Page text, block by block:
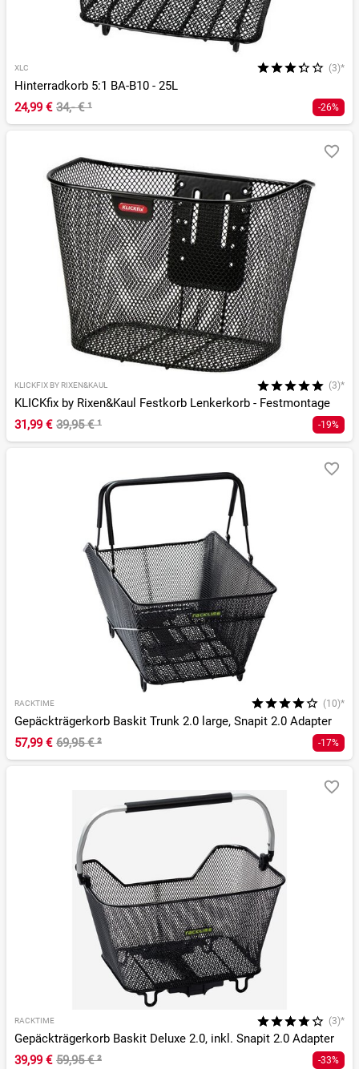
XLC (3)*
Hinterradkorb 5:1 BA-B10 - 25L
24,99 € 34,- €¹ -26%
KLICKFIX BY RIXEN&KAUL (3)*
KLICKfix by Rixen&Kaul Festkorb Lenkerkorb - Festmontage
31,99 € 39,95 €¹ -19%
RACKTIME (10)*
Gepäckträgerkorb Baskit Trunk 2.0 large, Snapit 2.0 Adapter
57,99 € 69,95 €² -17%
RACKTIME (3)*
Gepäckträgerkorb Baskit Deluxe 2.0, inkl. Snapit 2.0 Adapter
39,99 € 59,95 €² -33%